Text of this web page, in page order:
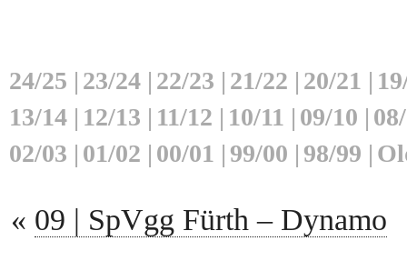
24/25 | 23/24 | 22/23 | 21/22 | 20/21 |
13/14 | 12/13 | 11/12 | 10/11 | 09/10 |
02/03 | 01/02 | 00/01 | 99/00 | 98/99 |
« 09 | SpVgg Fürth – Dynamo